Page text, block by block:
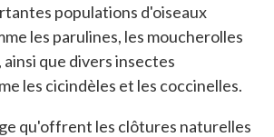
populations d'oiseaux
les parulines, les moucherolles
ainsi que divers insectes
les cicindèles et les coccinelles.
qu'offrent les clôtures naturelles